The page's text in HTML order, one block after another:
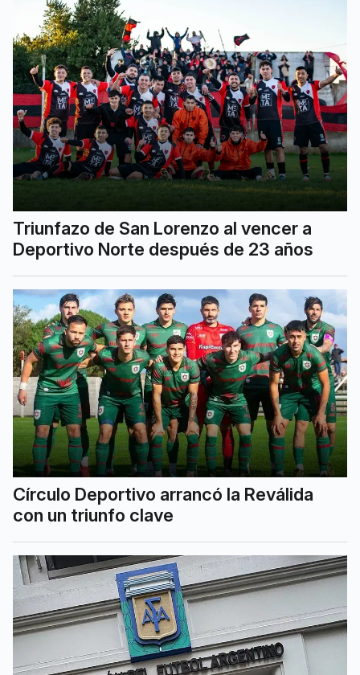
Triunfazo de San Lorenzo al vencer a
Deportivo Norte después de 23 años
Círculo Deportivo arrancó la Reválida
con un triunfo clave